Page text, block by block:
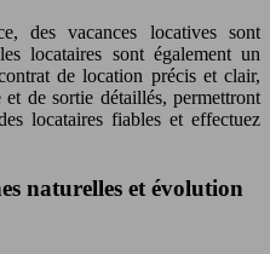
des vacances locatives sont
locataires sont également un
de location précis et clair,
et de sortie détaillés, permettront
locataires fiables et effectuez
naturelles et évolution